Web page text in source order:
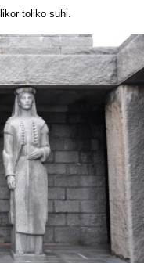
toliko suhi.